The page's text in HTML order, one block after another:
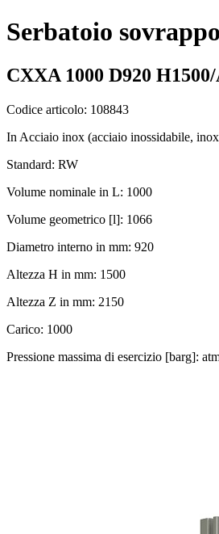
Serbatoio
CXXA 1000 D920
Codice articolo: 108843
In Acciaio inox (acciaio inossidabile,
Standard: RW
Volume nominale in L: 1000
Volume geometrico [l]: 1066
Diametro interno in mm: 920
Altezza H in mm: 1500
Altezza Z in mm: 2150
Carico: 1000
Pressione massima di esercizio [barg]: